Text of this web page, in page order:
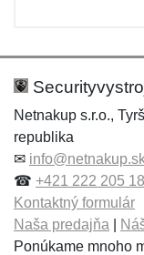
Netnakup s.r.o.,
republika
✉
☎ +421 222 205
Kontaktný formulár
Naša predajňa
Ponúkame mnoho